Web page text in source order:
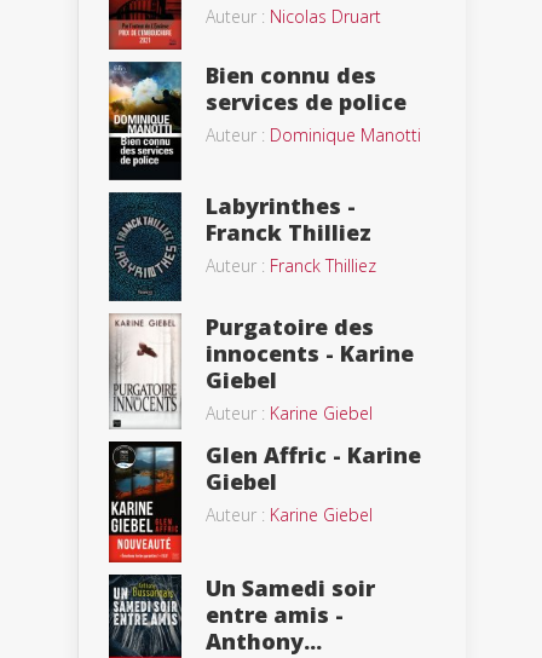
Auteur : Nicolas Druart
Bien connu des
services de police
Auteur : Dominique Manotti
Labyrinthes -
Franck Thilliez
Auteur : Franck Thilliez
Purgatoire des
innocents - Karine
Giebel
Auteur : Karine Giebel
Glen Affric - Karine
Giebel
Auteur : Karine Giebel
Un Samedi soir
entre amis -
Anthony...